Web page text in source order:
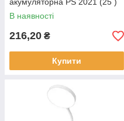
В наявності
216,20 ₴
Купити